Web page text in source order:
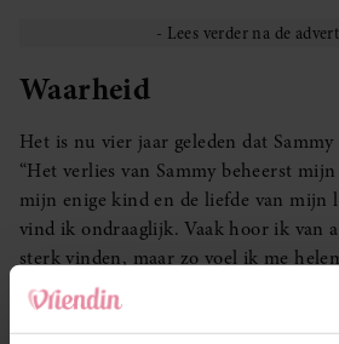
Waarheid
Het is nu vier jaar geleden dat Sammy
“Het verlies van Sammy beheerst
mijn enige kind en de liefde van mijn
vind ik ondraaglijk. Vaak hoor ik van
sterk vinden, maar zo voel ik me
voor mij een strijd. Zodra ik wakker
Sammy. En als ik ga slapen, is hij de